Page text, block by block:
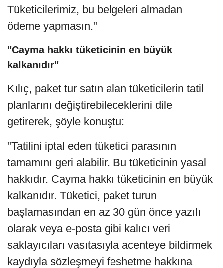
Tüketicilerimiz, bu belgeleri almadan
ödeme yapmasın."
"Cayma hakkı tüketicinin en büyük
kalkanıdır"
Kılıç, paket tur satın alan tüketicilerin tatil
planlarını değiştirebileceklerini dile
getirerek, şöyle konuştu:
"Tatilini iptal eden tüketici parasının
tamamını geri alabilir. Bu tüketicinin yasal
hakkıdır. Cayma hakkı tüketicinin en büyük
kalkanıdır. Tüketici, paket turun
başlamasından en az 30 gün önce yazılı
olarak veya e-posta gibi kalıcı veri
saklayıcıları vasıtasıyla acenteye bildirmek
kaydıyla sözleşmeyi feshetme hakkına